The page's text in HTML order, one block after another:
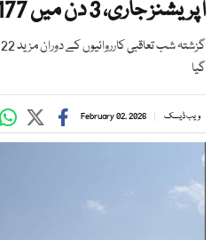
آپریشنز جاری، 3 دن میں 177 دہشت گرد ہلاک
گیا
ویب ڈیسک February 02, 2026